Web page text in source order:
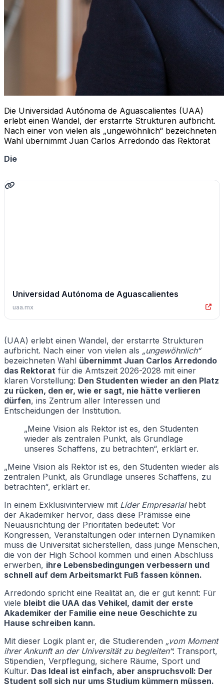
Die Universidad Autónoma de Aguascalientes (UAA)
erlebt einen Wandel, der erstarrte Strukturen aufbricht.
Nach einer von vielen als „ungewöhnlich“ bezeichneten
Wahl übernimmt Juan Carlos Arredondo das Rektorat
Die
Universidad Autónoma de Aguascalientes
uaa.mx
(UAA) erlebt einen Wandel, der erstarrte Strukturen
aufbricht. Nach einer von vielen als „ungewöhnlich“
bezeichneten Wahl übernimmt Juan Carlos Arredondo
das Rektorat für die Amtszeit 2026-2028 mit einer
klaren Vorstellung: Den Studenten wieder an den Platz
zu rücken, den er, wie er sagt, nie hätte verlieren
dürfen, ins Zentrum aller Interessen und
Entscheidungen der Institution.
„Meine Vision als Rektor ist es, den Studenten
wieder als zentralen Punkt, als Grundlage
unseres Schaffens, zu betrachten“, erklärt er.
„Meine Vision als Rektor ist es, den Studenten wieder als
zentralen Punkt, als Grundlage unseres Schaffens, zu
betrachten“, erklärt er.
In einem Exklusivinterview mit Líder Empresarialhebt
der Akademiker hervor, dass diese Prämisse eine
Neuausrichtung der Prioritäten bedeutet: Vor
Kongressen, Veranstaltungen oder internen Dynamiken
muss die Universität sicherstellen, dass junge Menschen,
die von der High School kommen und einen Abschluss
erwerben, ihre Lebensbedingungen verbessern und
schnell auf dem Arbeitsmarkt Fuß fassen können.
Arredondo spricht eine Realität an, die er gut kennt: Für
viele bleibt die UAA das Vehikel, damit der erste
Akademiker der Familie eine neue Geschichte zu
Hause schreiben kann.
Mit dieser Logik plant er, die Studierenden „vom Moment
ihrer Ankunft an der Universität zu begleiten“: Transport,
Stipendien, Verpflegung, sichere Räume, Sport und
Kultur. Das Ideal ist einfach, aber anspruchsvoll: Der
Student soll sich nur ums Studium kümmern müssen.